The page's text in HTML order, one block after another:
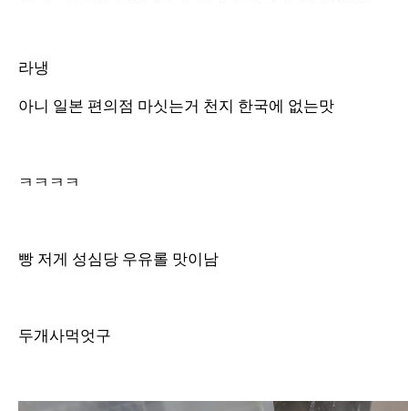
라냉
아니 일본 편의점 마싯는거 천지 한국에 없는맛
ㅋㅋㅋㅋ
빵 저게 성심당 우유롤 맛이남
두개사먹엇구